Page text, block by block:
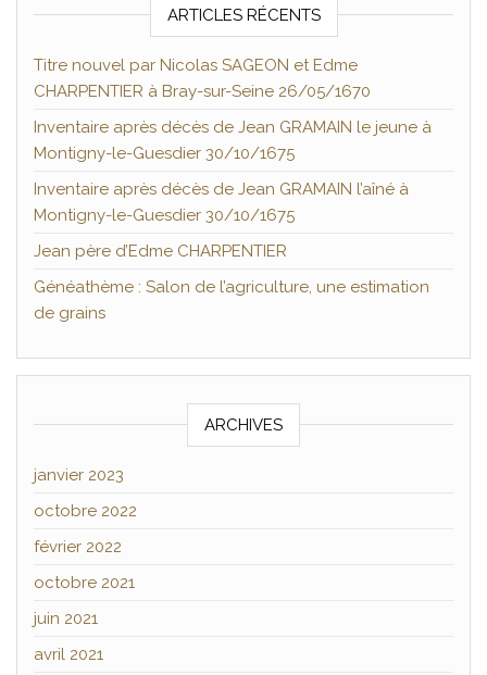
ARTICLES RÉCENTS
Titre nouvel par Nicolas SAGEON et Edme
CHARPENTIER à Bray-sur-Seine 26/05/1670
Inventaire après décès de Jean GRAMAIN le jeune à
Montigny-le-Guesdier 30/10/1675
Inventaire après décès de Jean GRAMAIN l’aîné à
Montigny-le-Guesdier 30/10/1675
Jean père d’Edme CHARPENTIER
Généathème : Salon de l’agriculture, une estimation
de grains
ARCHIVES
janvier 2023
octobre 2022
février 2022
octobre 2021
juin 2021
avril 2021